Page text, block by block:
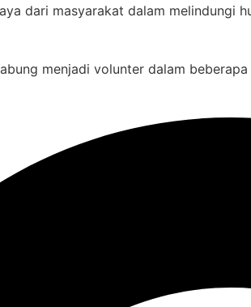
dari masyarakat dalam melindungi
menjadi volunter dalam